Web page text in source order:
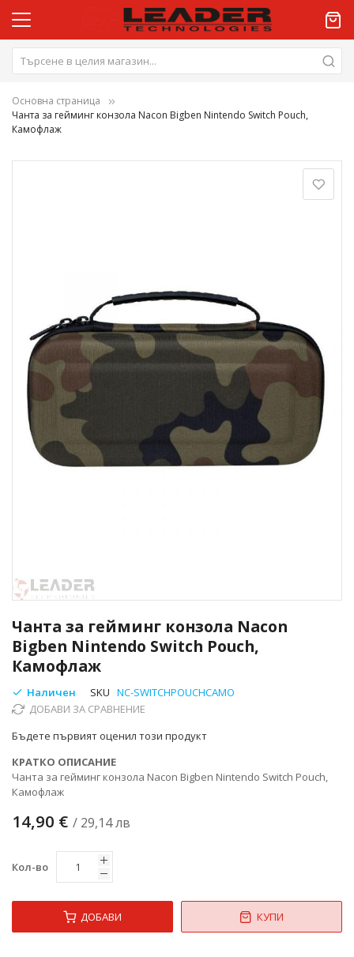
Основна страница
Чанта за гейминг конзола Nacon Bigben Nintendo Switch Pouch,
Камофлаж
Чанта за гейминг конзола Nacon
Bigben Nintendo Switch Pouch,
Камофлаж
Наличен SKU NC-SWITCHPOUCHCAMO
ДОБАВИ ЗА СРАВНЕНИЕ
Бъдете първият оценил този продукт
КРАТКО ОПИСАНИЕ
Чанта за гейминг конзола Nacon Bigben Nintendo Switch Pouch,
Камофлаж
14,90 € / 29,14 лв
Кол-во
ДОБАВИ КУПИ
към
началото
на
галерия
снимки